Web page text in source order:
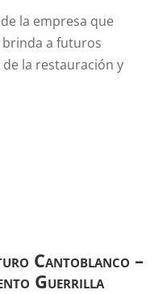
la empresa que
a futuros
la restauración y
Cantoblanco –
Guerrilla